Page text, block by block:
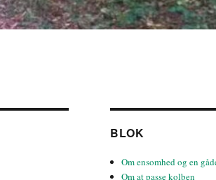
BLOK
Om ensomhed og en
Om at passe kolben